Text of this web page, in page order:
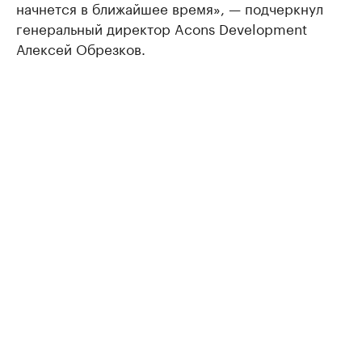
начнется в ближайшее время», — подчеркнул
генеральный директор Acons Development
Алексей Обрезков.